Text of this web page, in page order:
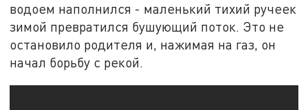
водоем наполнился - маленький тихий ручеек
зимой превратился бушующий поток. Это не
остановило родителя и, нажимая на газ, он
начал борьбу с рекой.